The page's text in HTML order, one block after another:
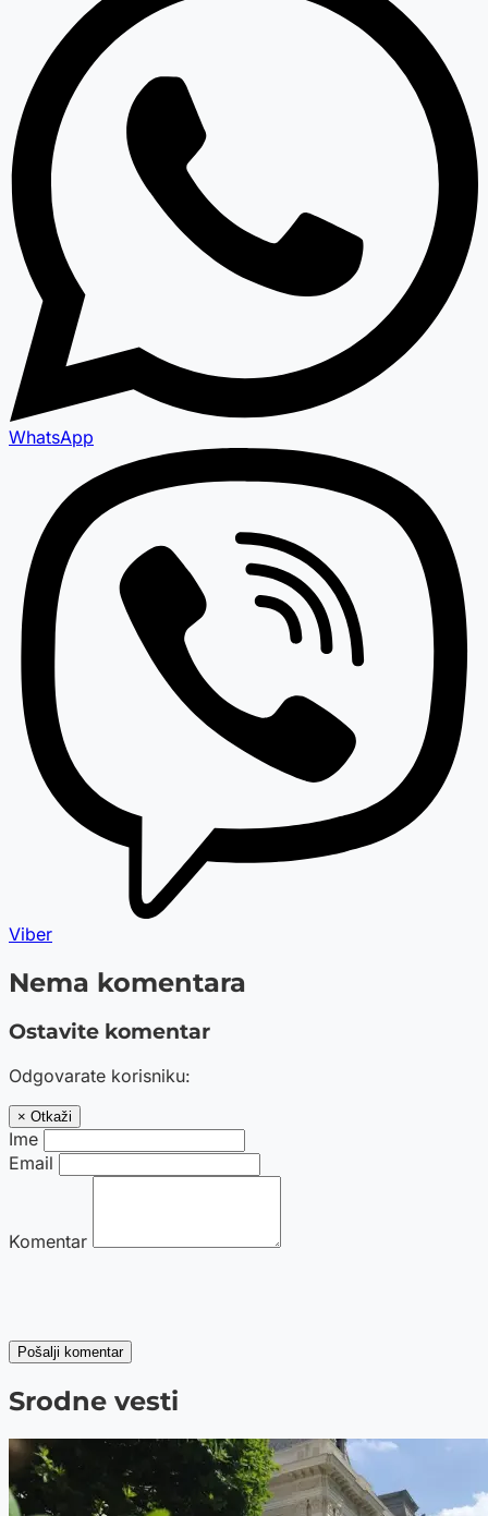
WhatsApp
Viber
Nema komentara
Ostavite komentar
Odgovarate korisniku:
× Otkaži
Ime
Email
Komentar
Pošalji komentar
Srodne vesti